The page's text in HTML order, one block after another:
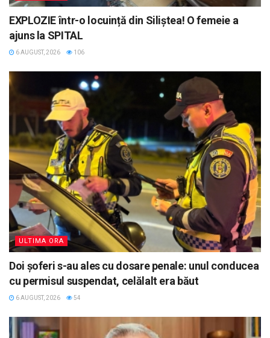
EXPLOZIE într-o locuință din Siliștea! O femeie a
ajuns la SPITAL
6 AUGUST, 2026 106
ULTIMA ORA
Doi șoferi s-au ales cu dosare penale: unul conducea
cu permisul suspendat, celălalt era băut
6 AUGUST, 2026 54